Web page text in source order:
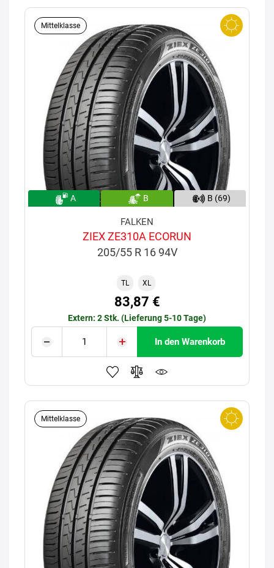
Mittelklasse
A B B (69)
FALKEN
ZIEX ZE310A ECORUN
205/55 R 16 94V
TL XL
83,87 €
Extern: 2 Stk. (Lieferung 5-10 Tage)
In den Warenkorb
Mittelklasse